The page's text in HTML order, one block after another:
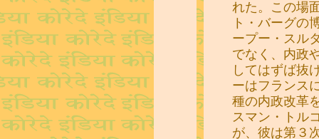
れた。この場
ト・バーグの
ープー・スル
でなく、内政
してはずば抜
ーはフランス
種の内政改革
スマン・トル
が、彼は第３